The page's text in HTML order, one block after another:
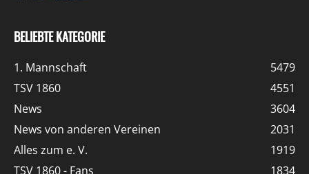
BELIEBTE KATEGORIE
1. Mannschaft
5479
TSV 1860
4551
News
3604
News von anderen Vereinen
2031
Alles zum e. V.
1919
TSV 1860 - Fans
1834